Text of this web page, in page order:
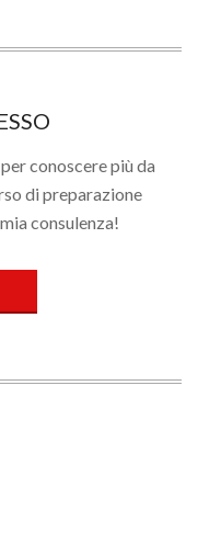
conoscere più da
di preparazione
consulenza!